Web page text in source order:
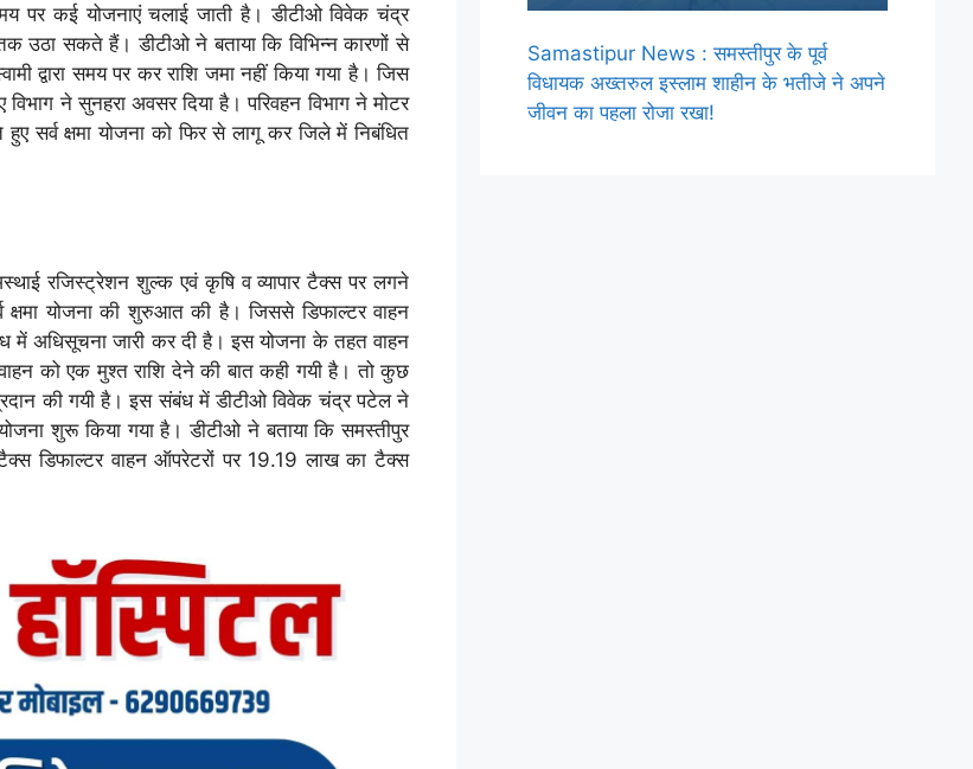
पर कई योजनाएं चलाई जाती है। डीटीओ विवेक चंद्र
उठा सकते हैं। डीटीओ ने बताया कि विभिन्न कारणों से
द्वारा समय पर कर राशि जमा नहीं किया गया है। जिस
ने सुनहरा अवसर दिया है। परिवहन विभाग ने मोटर
सर्व क्षमा योजना को फिर से लागू कर जिले में निबंधित
रजिस्ट्रेशन शुल्क एवं कृषि व व्यापार टैक्स पर लगने
योजना की शुरुआत की है। जिससे डिफाल्टर वाहन
में अधिसूचना जारी कर दी है। इस योजना के तहत वाहन
को एक मुश्त राशि देने की बात कही गयी है। तो कुछ
की गयी है। इस संबंध में डीटीओ विवेक चंद्र पटेल ने
योजना शुरू किया गया है। डीटीओ ने बताया कि समस्तीपुर
डिफाल्टर वाहन ऑपरेटरों पर 19.19 लाख का टैक्स
Samastipur News : समस्तीपुर के पूर्व
विधायक अख्तरुल इस्लाम शाहीन के भतीजे ने अपने
जीवन का पहला रोजा रखा!